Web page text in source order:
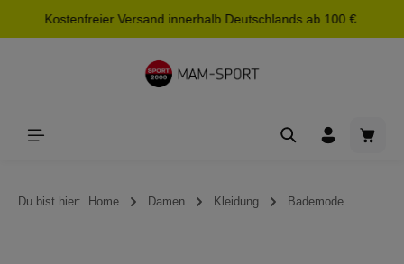
springen
Kostenfreier Versand innerhalb Deutschlands ab 100 €
Du bist hier: Home Damen Kleidung Bademode